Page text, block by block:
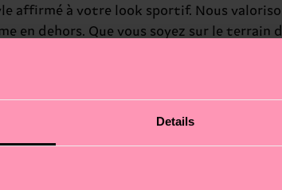
Details
affirmé à votre look sportif. Nous
en dehors. Que vous soyez sur le
tenue. Un cadeau parfait pour : les